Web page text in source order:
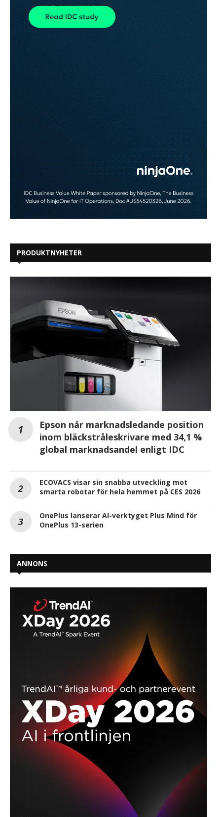
PRODUKTNYHETER
Epson når marknadsledande position
inom bläckstråleskrivare med 34,1 %
global marknadsandel enligt IDC
ECOVACS visar sin snabba utveckling mot
smarta robotar för hela hemmet på CES 2026
OnePlus lanserar AI-verktyget Plus Mind för
OnePlus 13-serien
ANNONS